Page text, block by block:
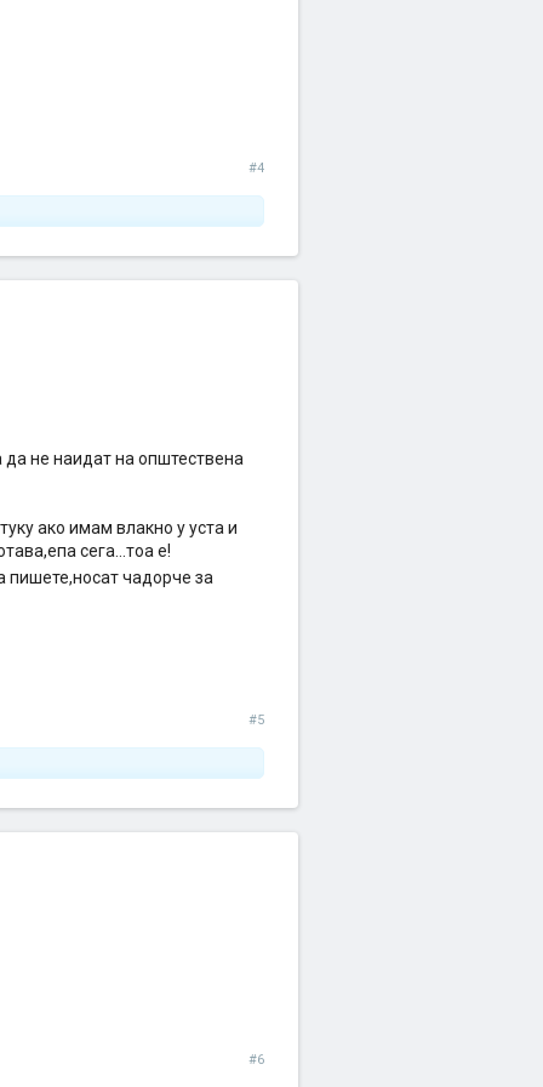
#4
да не наидат на општествена
ако имам влакно у уста и
сега...тоа е!
чадорче за
#5
#6